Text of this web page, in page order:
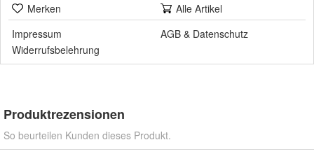
Merken
Alle Artikel
Impressum
AGB & Datenschutz
Widerrufsbelehrung
Produktrezensionen
So beurteilen Kunden dieses Produkt.